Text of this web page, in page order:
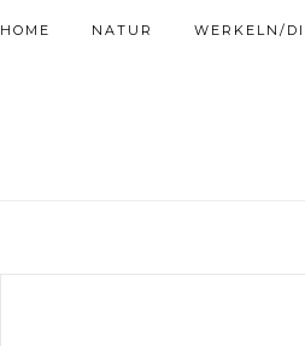
HOME NATUR WERKELN/